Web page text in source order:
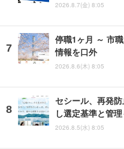
2026.8.7(金) 8:05
停職1ヶ月 ～ 市
情報を口外
2026.8.6(木) 8:05
セシール、再発
し選定基準と管
2026.8.5(水) 8:05